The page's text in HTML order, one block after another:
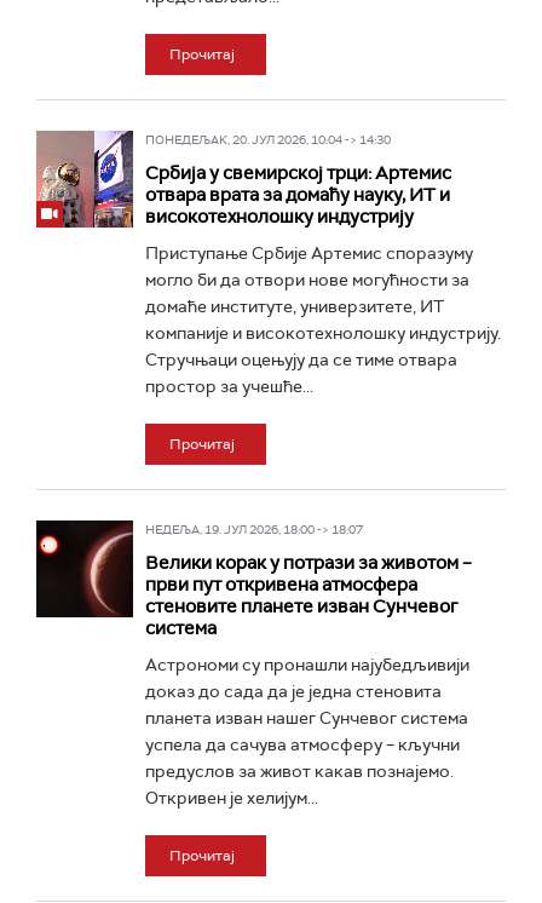
Прочитај
ПОНЕДЕЉАК, 20. ЈУЛ 2026, 10:04 -> 14:30
Србија у свемирској трци: Артемис
отвара врата за домаћу науку, ИТ и
високотехнолошку индустрију
Приступање Србије Артемис споразуму
могло би да отвори нове могућности за
домаће институте, универзитете, ИТ
компаније и високотехнолошку индустрију.
Стручњаци оцењују да се тиме отвара
простор за учешће...
Прочитај
НЕДЕЉА, 19. ЈУЛ 2026, 18:00 -> 18:07
Велики корак у потрази за животом –
први пут откривена атмосфера
стеновите планете изван Сунчевог
система
Астрономи су пронашли најубедљивији
доказ до сада да је једна стеновита
планета изван нашег Сунчевог система
успела да сачува атмосферу – кључни
предуслов за живот какав познајемо.
Oткривен је хелијум...
Прочитај